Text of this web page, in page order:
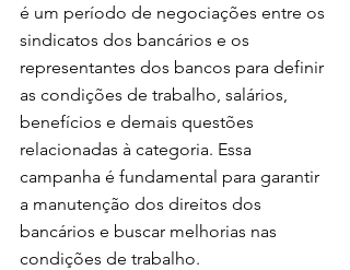
é um período de negociações entre os
sindicatos dos bancários e os
representantes dos bancos para definir
as condições de trabalho, salários,
benefícios e demais questões
relacionadas à categoria. Essa
campanha é fundamental para garantir
a manutenção dos direitos dos
bancários e buscar melhorias nas
condições de trabalho.